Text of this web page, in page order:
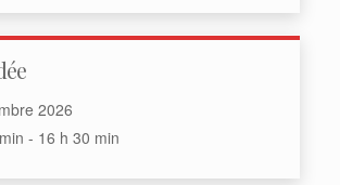
2026
- 16 h 30 min